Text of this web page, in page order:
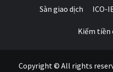
Sàn giao dịch ICO-
Kiếm tiền
Copyright © All rights